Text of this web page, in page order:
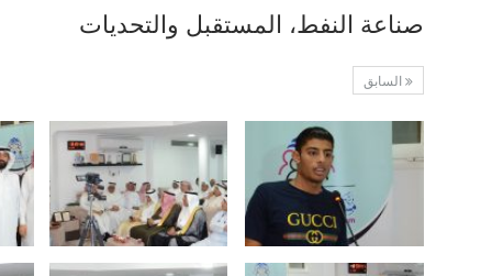
صناعة النفط، المستقبل والتحديات
السابق